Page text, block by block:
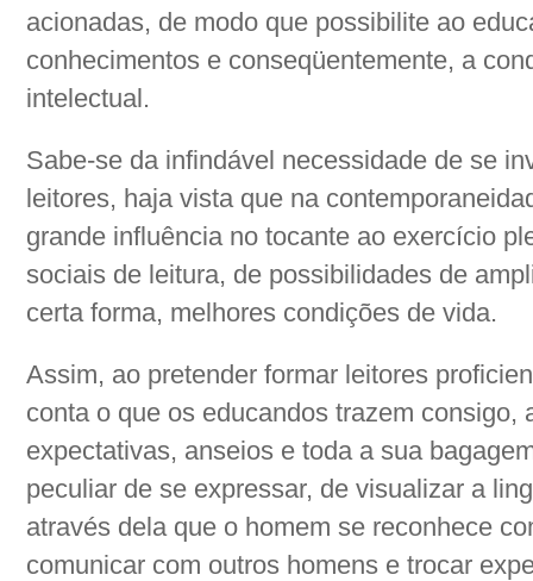
acionadas, de modo que possibilite ao
conhecimentos e conseqüentemente, a
intelectual.
Sabe-se da infindável necessidade de se
leitores, haja vista que na
grande influência no tocante ao exercício
sociais de leitura, de possibilidades de
certa forma, melhores condições de vida.
Assim, ao pretender formar leitores
conta o que os educandos trazem consigo,
expectativas, anseios e toda a sua
peculiar de se expressar, de visualizar a
através dela que o homem se reconhece
comunicar com outros homens e trocar